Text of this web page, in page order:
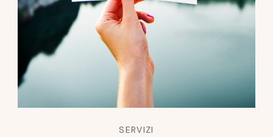
SERVIZI